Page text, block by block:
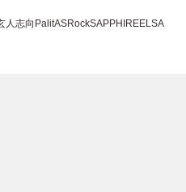
人志向 PalitASRockSAPPHIREELSA